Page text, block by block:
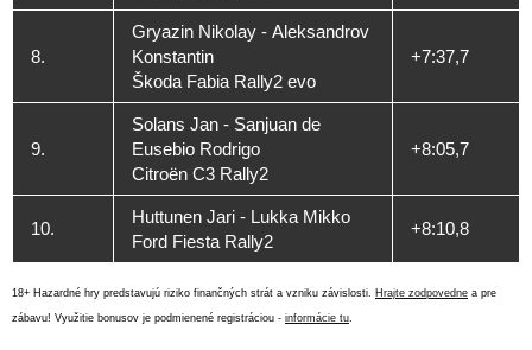
8.
Gryazin Nikolay - Aleksandrov
Konstantin
Škoda Fabia Rally2 evo
+7:37,7
9.
Solans Jan - Sanjuan de
Eusebio Rodrigo
Citroën C3 Rally2
+8:05,7
10.
Huttunen Jari - Lukka Mikko
Ford Fiesta Rally2
+8:10,8
18+ Hazardné hry predstavujú riziko finančných strát a vzniku závislosti. Hrajte zodpovedne a pre
zábavu! Využitie bonusov je podmienené registráciou - informácie tu